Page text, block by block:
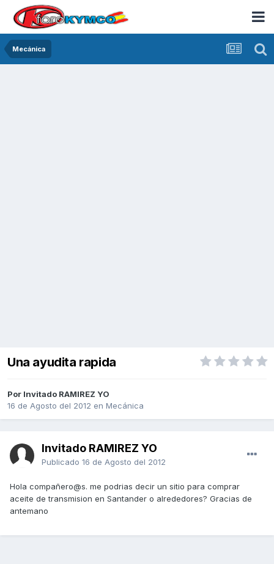
Mecánica
Una ayudita rapida
Por Invitado RAMIREZ YO
16 de Agosto del 2012 en Mecánica
Invitado RAMIREZ YO
Publicado 16 de Agosto del 2012
Hola compañero@s. me podrias decir un sitio para comprar
aceite de transmision en Santander o alrededores? Gracias de
antemano